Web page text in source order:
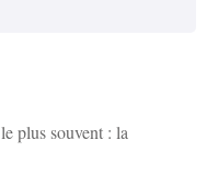
plus souvent : la